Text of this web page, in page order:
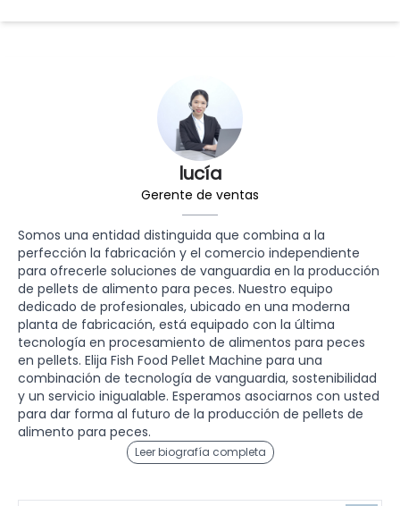
lucía
Gerente de ventas
Somos una entidad distinguida que combina a la
perfección la fabricación y el comercio independiente
para ofrecerle soluciones de vanguardia en la producción
de pellets de alimento para peces. Nuestro equipo
dedicado de profesionales, ubicado en una moderna
planta de fabricación, está equipado con la última
tecnología en procesamiento de alimentos para peces
en pellets. Elija Fish Food Pellet Machine para una
combinación de tecnología de vanguardia, sostenibilidad
y un servicio inigualable. Esperamos asociarnos con usted
para dar forma al futuro de la producción de pellets de
alimento para peces.
Leer biografía completa